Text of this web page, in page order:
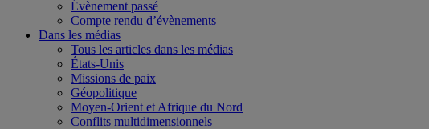
Évènement passé
Compte rendu d’évènements
Dans les médias
Tous les articles dans les médias
États-Unis
Missions de paix
Géopolitique
Moyen-Orient et Afrique du Nord
Conflits multidimensionnels